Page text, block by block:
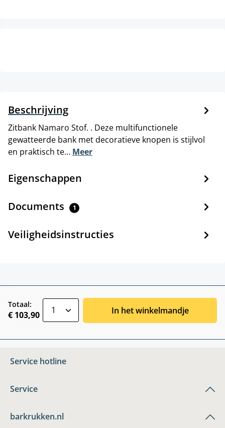
Beschrijving
Zitbank Namaro Stof. . Deze multifunctionele
gewatteerde bank met decoratieve knopen is stijlvol
en praktisch te… Meer
Eigenschappen
Documents 1
Veiligheidsinstructies
Totaal:
€ 103,90 In het winkelmandje
Service hotline
Service
barkrukken.nl